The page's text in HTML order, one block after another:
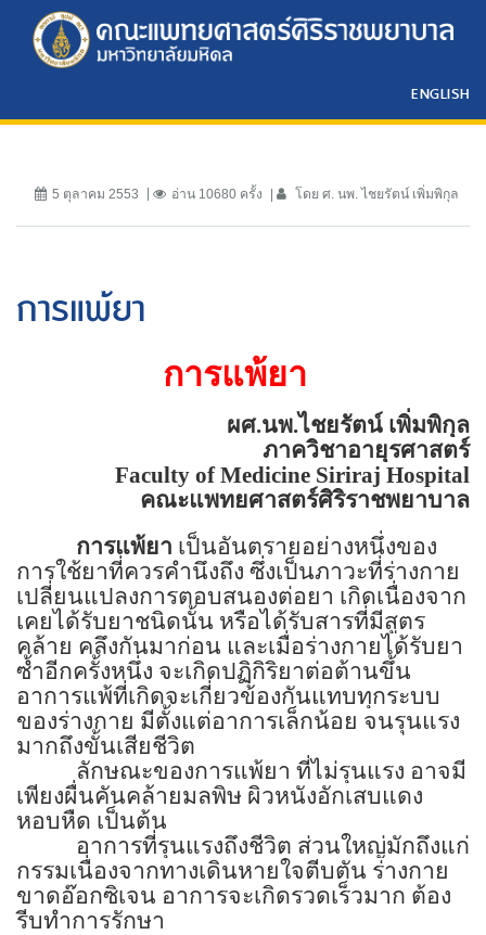
ENGLISH
5 ตุลาคม 2553 อ่าน 10680 ครั้ง โดย ศ. นพ. ไชยรัตน์ เพิ่มพิกุล
การแพ้ยา
การแพ้ยา
ผศ.นพ.ไชยรัตน์ เพิ่มพิกุล
ภาควิชาอายุรศาสตร์
Faculty ofMedicine Siriraj Hospital
คณะแพทยศาสตร์ศิริราชพยาบาล
การแพ้ยา เป็นอันตรายอย่างหนึ่งของ
การใช้ยาที่ควรคำนึงถึง ซึ่งเป็นภาวะที่ร่างกาย
เปลี่ยนแปลงการตอบสนองต่อยา เกิดเนื่องจาก
เคยได้รับยาชนิดนั้น หรือได้รับสารที่มีสูตร
คล้าย คลึงกันมาก่อน และเมื่อร่างกายได้รับยา
ซ้ำอีกครั้งหนึ่ง จะเกิดปฏิกิริยาต่อต้านขึ้น
อาการแพ้ที่เกิดจะเกี่ยวข้องกันแทบทุกระบบ
ของร่างกาย มีตั้งแต่อาการเล็กน้อย จนรุนแรง
มากถึงขั้นเสียชีวิต
ลักษณะของการแพ้ยา ที่ไม่รุนแรง อาจมี
เพียงผื่นคันคล้ายมลพิษ ผิวหนังอักเสบแดง
หอบหืด เป็นต้น
อาการที่รุนแรงถึงชีวิต ส่วนใหญ่มักถึงแก่
กรรมเนื่องจากทางเดินหายใจตีบตัน ร่างกาย
ขาดอ๊อกซิเจน อาการจะเกิดรวดเร็วมาก ต้อง
รีบทำการรักษา